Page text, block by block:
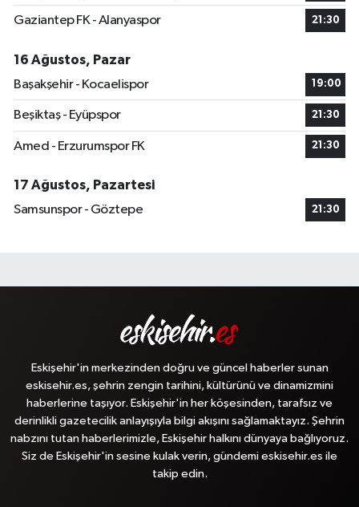
Gaziantep FK - Alanyaspor 21:30
16 Ağustos, Pazar
Başakşehir - Kocaelispor
19:00
Beşiktaş - Eyüpspor 21:30
Amed - Erzurumspor FK 21:30
17 Ağustos, Pazartesi
Samsunspor - Göztepe
21:30
Eskişehir'in merkezinden doğru ve güncel haberler sunan
eskisehir.es, şehrin zengin tarihini, kültürünü ve dinamizmini
haberlerine taşıyor. Eskişehir'in her köşesinden, tarafsız ve
derinlikli gazetecilik anlayışıyla bilgi akışını sağlamaktayız. Şehrin
nabzını tutan haberlerimizle, Eskişehir halkını dünyaya bağlıyoruz.
Siz de Eskişehir'in sesine kulak verin, gündemi eskisehir.es ile
takip edin.